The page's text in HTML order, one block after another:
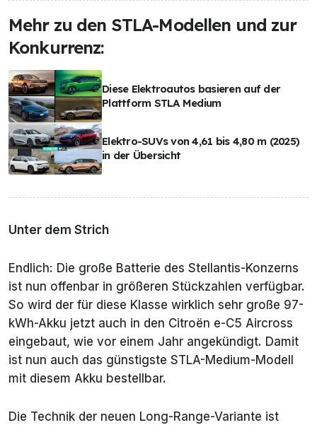
Mehr zu den STLA-Modellen und zur
Konkurrenz:
Diese Elektroautos basieren auf der
Plattform STLA Medium
Elektro-SUVs von 4,61 bis 4,80 m (2025)
in der Übersicht
Unter dem Strich
Endlich: Die große Batterie des Stellantis-Konzerns
ist nun offenbar in größeren Stückzahlen verfügbar.
So wird der für diese Klasse wirklich sehr große 97-
kWh-Akku jetzt auch in den Citroën e-C5 Aircross
eingebaut, wie vor einem Jahr angekündigt. Damit
ist nun auch das günstigste STLA-Medium-Modell
mit diesem Akku bestellbar.
Die Technik der neuen Long-Range-Variante ist